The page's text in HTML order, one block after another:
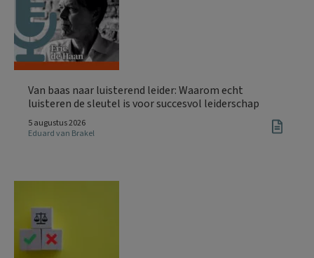
Van baas naar luisterend leider: Waarom echt
luisteren de sleutel is voor succesvol leiderschap
5 augustus 2026
Eduard van Brakel